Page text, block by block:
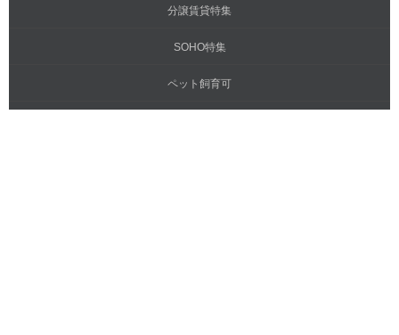
分譲賃貸特集
SOHO特集
ペット飼育可